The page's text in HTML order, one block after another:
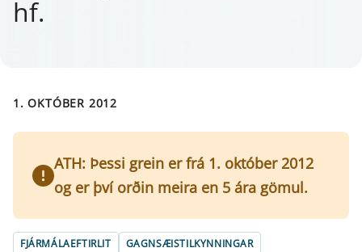
hf.
1. OKTÓBER 2012
ATH: Þessi grein er frá 1. október 2012
og er því orðin meira en 5 ára gömul.
FJÁRMÁLAEFTIRLIT GAGNSÆISTILKYNNINGAR